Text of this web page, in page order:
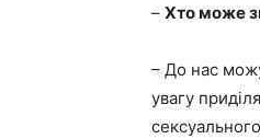
– Хто може
– До нас
увагу